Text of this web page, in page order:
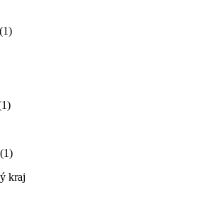
(1)
(1)
kraj